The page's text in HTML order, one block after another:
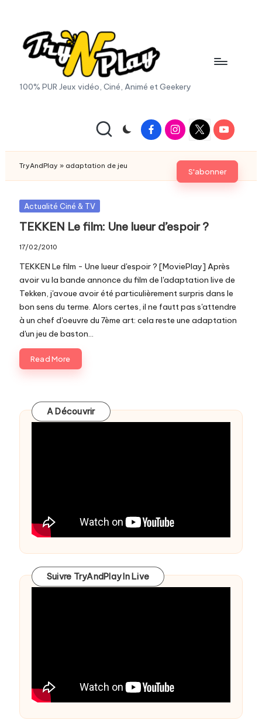
content
T
A
n
P
la
y.
c
o
m
100% PUR Jeux vidéo, Ciné, Animé et Geekery
FacebookInstagram
X
|
Twitter
Youtube
S'abonner
TryAndPlay » adaptation de jeu
Posted
Actualité Ciné & TV
TEKKEN Le film: Une lueur d’espoir ?
17/02/2010
TEKKEN Le film - Une lueur d'espoir ? [MoviePlay] Après
avoir vu la bande annonce du film de l'adaptation live de
Tekken, j'avoue avoir été particulièrement surpris dans le
bon sens du terme. Alors certes, il ne fautt pas s'attendre
à un chef d'oeuvre du 7ème art: cela reste une adaptation
d'un jeu de baston...
Read More
A Découvrir
Suivre TryAndPlay In Live